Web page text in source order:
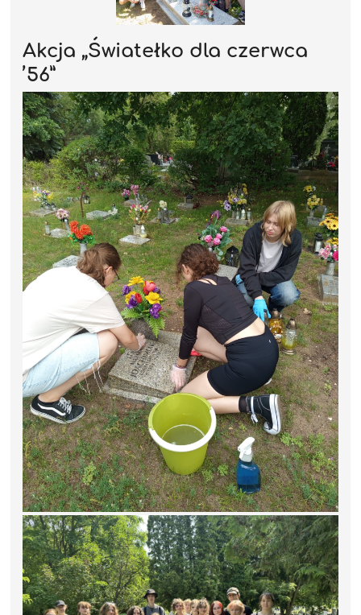
Akcja „Światełko dla czerwca
’56”